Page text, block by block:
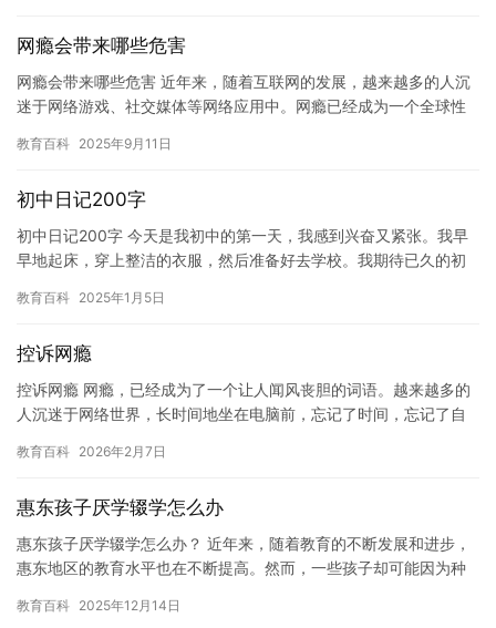
网瘾会带来哪些危害
网瘾会带来哪些危害 近年来，随着互联网的发展，越来越多的人沉
迷于网络游戏、社交媒体等网络应用中。网瘾已经成为一个全球性
会产…
教育百科 2025年9月11日
初中日记200字
初中日记200字 今天是我初中的第一天，我感到兴奋又紧张。我早
早地起床，穿上整洁的衣服，然后准备好去学校。我期待已久的初
奇…
教育百科 2025年1月5日
控诉网瘾
控诉网瘾 网瘾，已经成为了一个让人闻风丧胆的词语。越来越多的
人沉迷于网络世界，长时间地坐在电脑前，忘记了时间，忘记了自
害，…
教育百科 2026年2月7日
惠东孩子厌学辍学怎么办
惠东孩子厌学辍学怎么办？ 近年来，随着教育的不断发展和进步，
惠东地区的教育水平也在不断提高。然而，一些孩子却可能因为种
心健…
教育百科 2025年12月14日